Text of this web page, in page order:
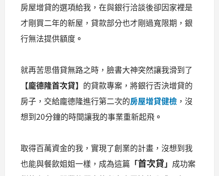
房屋增貸的選項給我，在與銀行洽談後卻因家裡是
才剛買二年的新屋，貸款部分也才剛過寬限期，銀
行無法提供額度 。
就再苦思借貸無路之時，臉書大神突然讓我滑到了
【龐德隆首次貸】 的貸款專案，將銀行否決增貸的
房子，交給龐德隆進行第二次的房屋增貸健檢 ，沒
想到20分鐘的時間讓我的事業重新起飛 。
取得百萬資金的我，實現了創業的計畫，沒想到我
也能與餐飲姐姐一樣，成為這篇 「首次貸」 成功案